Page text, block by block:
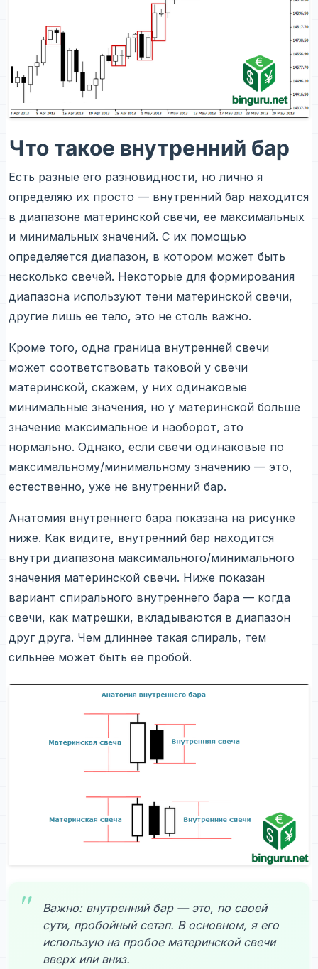
Что такое внутренний бар
Есть разные его разновидности, но лично я
определяю их просто — внутренний бар находится
в диапазоне материнской свечи, ее максимальных
и минимальных значений. С их помощью
определяется диапазон, в котором может быть
несколько свечей. Некоторые для формирования
диапазона используют тени материнской свечи,
другие лишь ее тело, это не столь важно.
Кроме того, одна граница внутренней свечи
может соответствовать таковой у свечи
материнской, скажем, у них одинаковые
минимальные значения, но у материнской больше
значение максимальное и наоборот, это
нормально. Однако, если свечи одинаковые по
максимальному/минимальному значению — это,
естественно, уже не внутренний бар.
Анатомия внутреннего бара показана на рисунке
ниже. Как видите, внутренний бар находится
внутри диапазона максимального/минимального
значения материнской свечи. Ниже показан
вариант спирального внутреннего бара — когда
свечи, как матрешки, вкладываются в диапазон
друг друга. Чем длиннее такая спираль, тем
сильнее может быть ее пробой.
Важно: внутренний бар — это, по своей
сути, пробойный сетап. В основном, я его
использую на пробое материнской свечи
вверх или вниз.